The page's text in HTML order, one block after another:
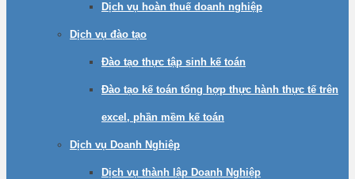
Dịch vụ hoàn thuế doanh nghiệp
Dịch vụ đào tạo
Đào tạo thực tập sinh kế toán
Đào tạo kế toán tổng hợp thực hành thực tế trên
excel, phần mềm kế toán
Dịch vụ Doanh Nghiệp
Dịch vụ thành lập Doanh Nghiệp